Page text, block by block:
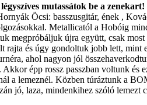
mutassátok be a zenekart!
Öcsi: basszusgitár, ének ,
Metallicatól a Hobóig
megpróbáljuk újra együtt, csak
rajta és úgy gondoltuk jobb lett,
ahol nagyon jól
épp rossz passzban voltunk
a lemeznél. Közben túráztunk a
jó, laza, mindenkihez szóló lemezt